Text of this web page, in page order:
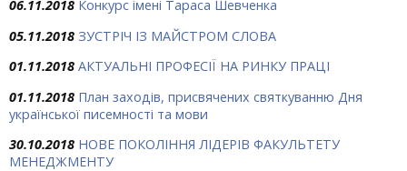
06.11.2018 Конкурс імені Тараса Шевченка
05.11.2018 ЗУСТРІЧ ІЗ МАЙСТРОМ СЛОВА
01.11.2018 АКТУАЛЬНІ ПРОФЕСІЇ НА РИНКУ ПРАЦІ
01.11.2018 План заходів, присвячених святкуванню Дня
української писемності та мови
30.10.2018 НОВЕ ПОКОЛІННЯ ЛІДЕРІВ ФАКУЛЬТЕТУ
МЕНЕДЖМЕНТУ